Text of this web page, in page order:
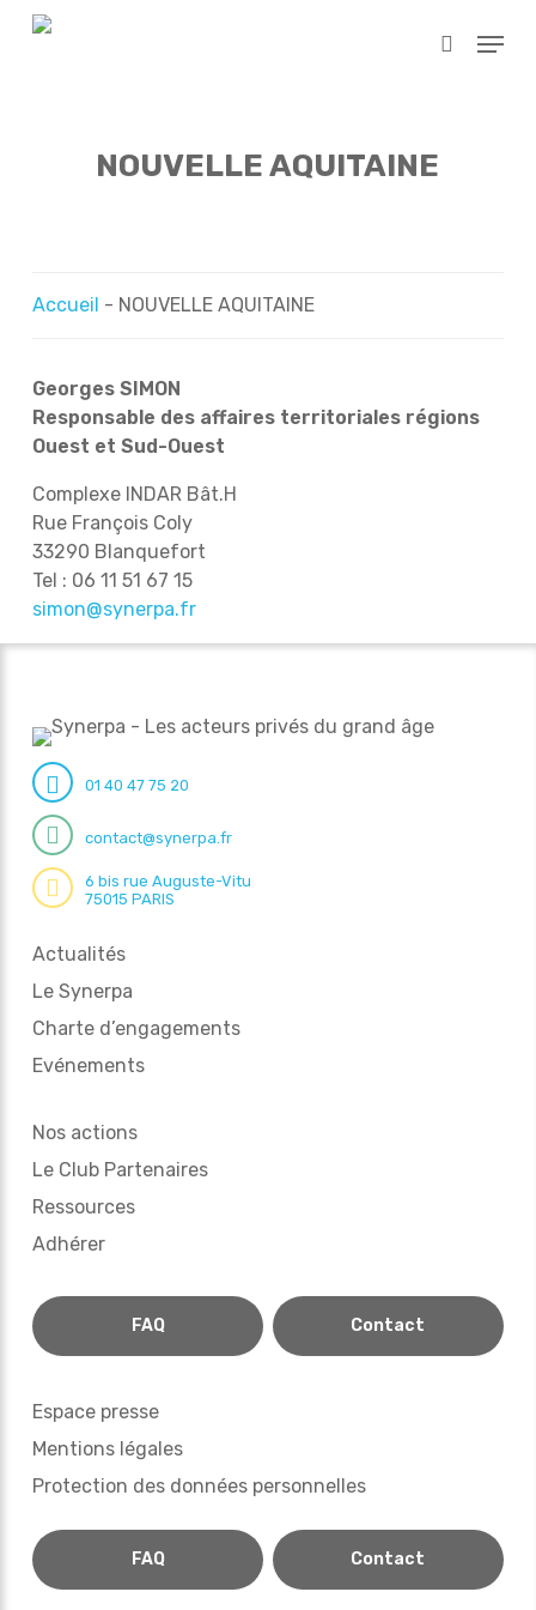
Skip
search
Menu
NOUVELLE AQUITAINE
Accueil - NOUVELLE AQUITAINE
Georges SIMON
Responsable des affaires territoriales régions
Ouest et Sud-Ouest
Complexe INDAR Bât.H
Rue François Coly
33290 Blanquefort
Tel : 06 11 51 67 15
simon@synerpa.fr
01 40 47 75 20
contact@synerpa.fr
6 bis rue Auguste-Vitu
75015 PARIS
Actualités
Le Synerpa
Charte d’engagements
Evénements
Nos actions
Le Club Partenaires
Ressources
Adhérer
FAQ Contact
Espace presse
Mentions légales
Protection des données personnelles
FAQ Contact